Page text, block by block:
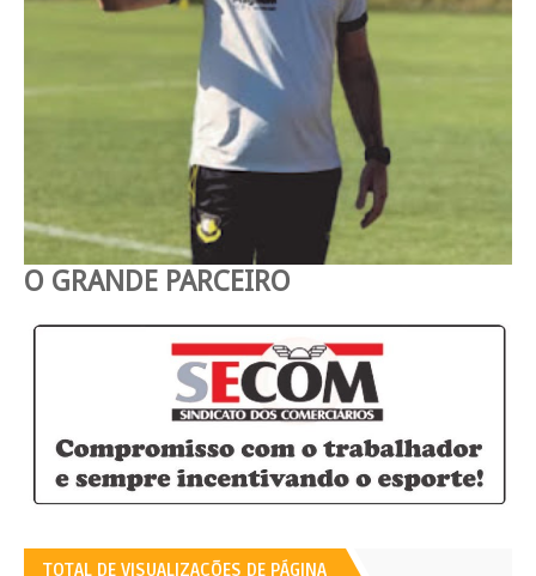
O GRANDE PARCEIRO
TOTAL DE VISUALIZAÇÕES DE PÁGINA